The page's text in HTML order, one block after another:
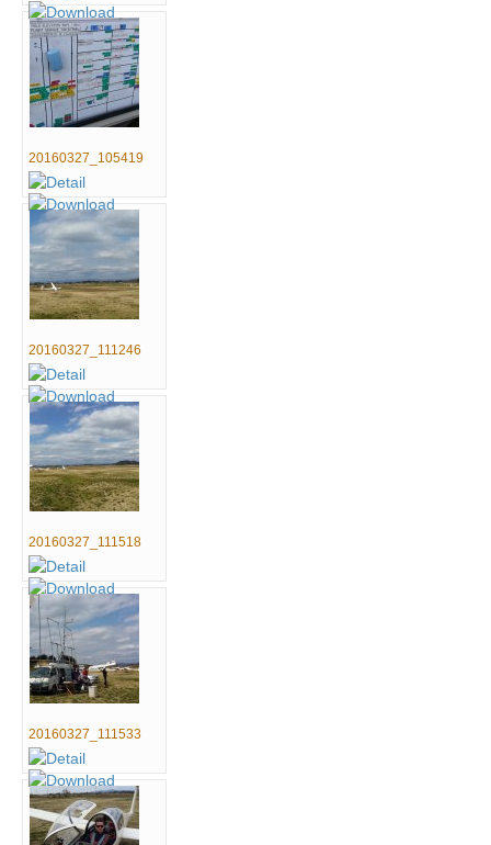
20160327_105419
20160327_111246
20160327_111518
20160327_111533